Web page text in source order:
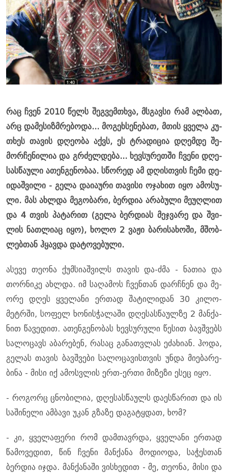
რაც ჩვენ 2010 წელს შეგ­ვემ­თხვა, მსგავ­სი რამ ალ­ბათ,
არც და­მე­სიზ­მრე­ბო­და... მო­გეხ­სე­ნე­ბათ, მთის ყვე­ლა კუ­
თხეს თა­ვის დღე­ო­ბა აქვს, ეს ტრა­დი­ცია დღემ­დე შე­
მორ­ჩე­ნი­ლია და გრძელ­დე­ბა... ხევ­სუ­რეთ­ში ჩვე­ნი დღე­
სას­წა­უ­ლი ათენ­გე­ნო­ბაა. სწო­რედ ამ დღის­თვის ჩემი დე­
ი­დაშ­ვი­ლი - გელა და­ი­ა­უ­რი თა­ვი­სი ოჯა­ხით იყო ამო­სუ­
ლი. მას ახ­ლდა მე­გო­ბა­რი, ბერ­დია არა­ბუ­ლი მე­უღ­ლით
და 4 თვის პა­ტა­რით (გელა ბერ­დი­ას მეჯ­ვა­რე და შვი­
ლის ნათ­ლი­აც იყო), ხოლო 2 ვაჟი ბა­რი­სა­ხო­ში, მშობ­
ლებ­თან ჰყავ­და და­ტო­ვე­ბუ­ლი.
ასე­ვე თე­ო­ნა ქუმ­სი­აშ­ვილს თა­ვის და-ძმა - ნა­თია და
თორ­ნი­კე ახ­ლდა. იმ სა­ღა­მოს ჩვენ­თან დარ­ჩნენ და მე­
ო­რე დღეს ყვე­ლა­ნი ერ­თად შა­ტი­ლი­დან 30 კი­ლო­
მეტრში, სო­ფელ ხო­ნის­ჭა­ლა­ში დღე­სას­წა­ულ­ზე 2 მან­ქა­
ნით წა­ვე­დით. ათენ­გე­ნო­ბას ხევ­სუ­რუ­ლი წე­სით ბავ­შვებს
სა­ლო­ცავს აბა­რე­ბენ, რა­საც გა­ნათ­ვლას ეძა­ხი­ან. ჰოდა,
გე­ლას თა­ვის ბავ­შვე­ბი სა­ლო­ცა­ვის­თვის უნდა მი­ე­ბა­რე­
ბი­ნა - მისი იქ ამოს­ვლის ერთ-ერთი მი­ზე­ზი ესეც იყო.
- რო­გორც ცნო­ბი­ლია, დღე­სას­წა­ულს და­ეს­წა­რით და ის
სა­ში­ნე­ლი ამ­ბა­ვი უკან გზა­ზე და­გა­ტყდათ, ხომ?
- კი, ყვე­ლა­ფე­რი რომ დამ­თავ­რდა, ყვე­ლა­ნი ერ­თად
წა­მო­ვე­დით, წინ ჩვე­ნი მან­ქა­ნა მო­დი­ო­და, სა­ჭეს­თან
ბერ­დია იჯდა. მან­ქა­ნა­ში ვის­ხე­დით - მე, თე­ო­ნა, მისი და